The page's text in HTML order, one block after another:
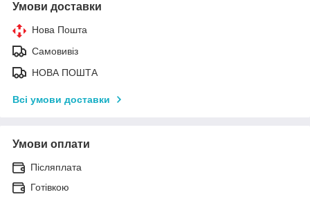
Умови доставки
Нова Пошта
Самовивіз
НОВА ПОШТА
Всі умови доставки
Умови оплати
Післяплата
Готівкою